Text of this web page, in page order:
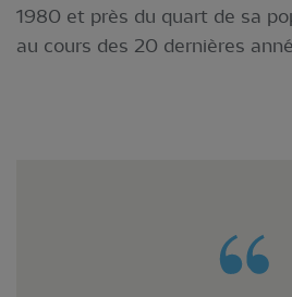
1980 et près du quart de sa
au cours des 20 dernières